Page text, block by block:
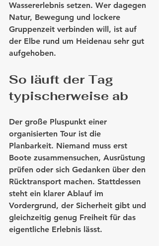
Wassererlebnis setzen. Wer dagegen
Natur, Bewegung und lockere
Gruppenzeit verbinden will, ist auf
der Elbe rund um Heidenau sehr gut
aufgehoben.
So läuft der Tag
typischerweise ab
Der große Pluspunkt einer
organisierten Tour ist die
Planbarkeit. Niemand muss erst
Boote zusammensuchen, Ausrüstung
prüfen oder sich Gedanken über den
Rücktransport machen. Stattdessen
steht ein klarer Ablauf im
Vordergrund, der Sicherheit gibt und
gleichzeitig genug Freiheit für das
eigentliche Erlebnis lässt.